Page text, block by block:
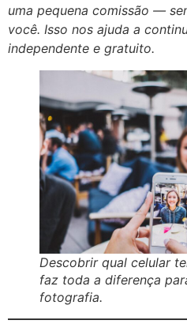
uma pequena comissão —
você. Isso nos ajuda a
independente e gratuito.
Descobrir qual celular
faz toda a diferença
fotografia.